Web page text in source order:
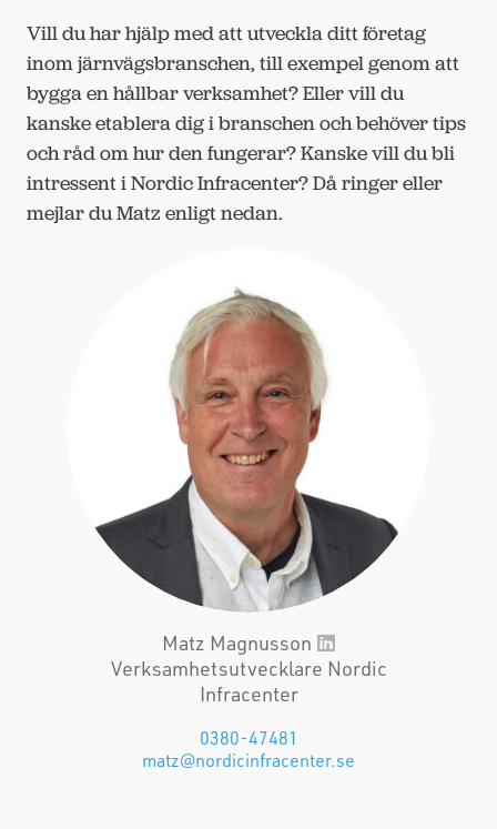
Vill du har hjälp med att utveckla ditt företag
inom järnvägsbranschen, till exempel genom att
bygga en hållbar verksamhet? Eller vill du
kanske etablera dig i branschen och behöver tips
och råd om hur den fungerar? Kanske vill du bli
intressent i Nordic Infracenter? Då ringer eller
mejlar du Matz enligt nedan.
Matz Magnusson
Verksamhetsutvecklare Nordic
Infracenter
0380-47481
matz@nordicinfracenter.se